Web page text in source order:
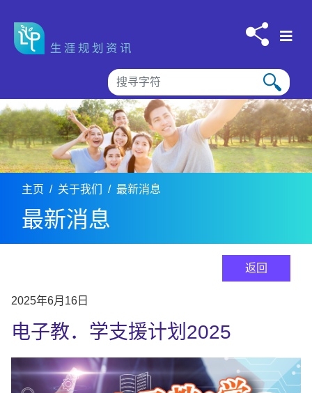
主页 关于我们 最新消息
最新消息
返回
2025年6月16日
电子教．学支援计划2025